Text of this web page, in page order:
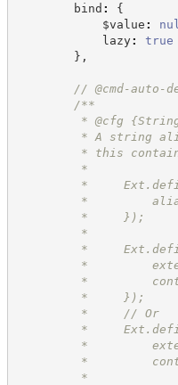
bind :
{
$value :
lazy:
true
} ,
// @cmd-
/**
* @cfg {String/
* A string alias, a
* this container.
*
*
*
*     });
*
*
*
*
*     });
*     // Or
*
*
*
*